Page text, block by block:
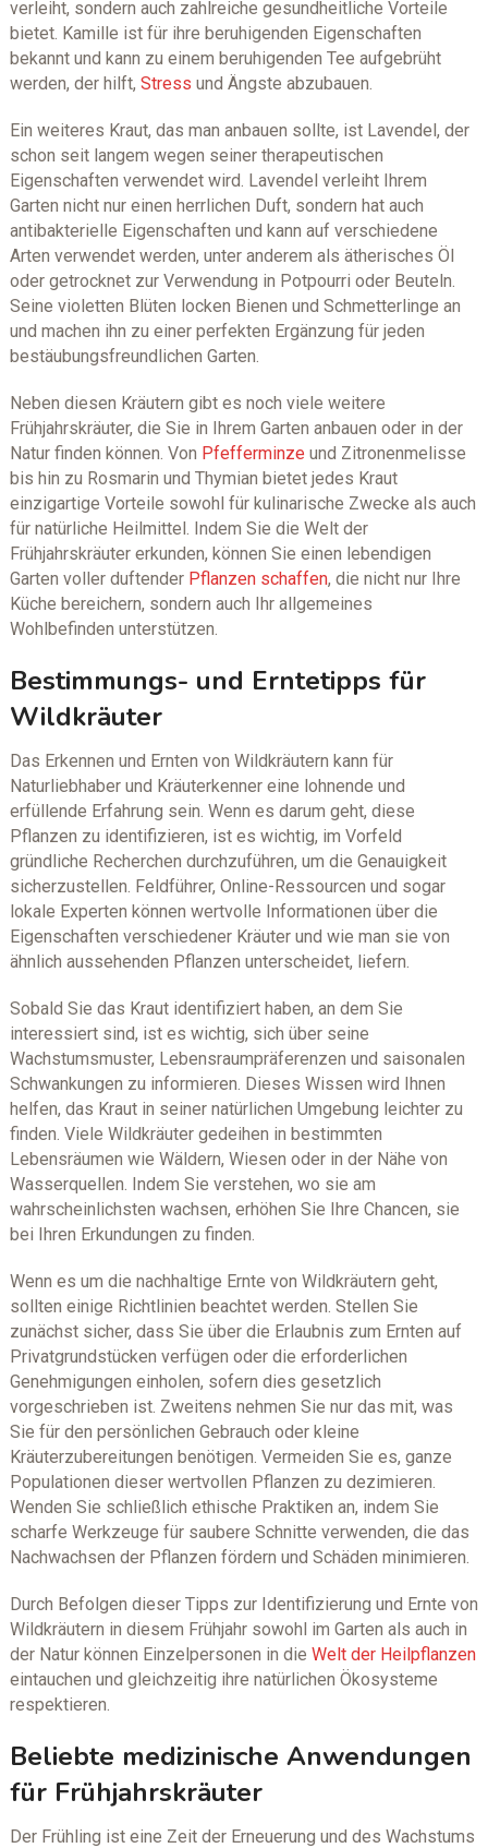
verleiht, sondern auch zahlreiche gesundheitliche Vorteile
bietet. Kamille ist für ihre beruhigenden Eigenschaften
bekannt und kann zu einem beruhigenden Tee aufgebrüht
werden, der hilft, Stress und Ängste abzubauen.
Ein weiteres Kraut, das man anbauen sollte, ist Lavendel, der
schon seit langem wegen seiner therapeutischen
Eigenschaften verwendet wird. Lavendel verleiht Ihrem
Garten nicht nur einen herrlichen Duft, sondern hat auch
antibakterielle Eigenschaften und kann auf verschiedene
Arten verwendet werden, unter anderem als ätherisches Öl
oder getrocknet zur Verwendung in Potpourri oder Beuteln.
Seine violetten Blüten locken Bienen und Schmetterlinge an
und machen ihn zu einer perfekten Ergänzung für jeden
bestäubungsfreundlichen Garten.
Neben diesen Kräutern gibt es noch viele weitere
Frühjahrskräuter, die Sie in Ihrem Garten anbauen oder in der
Natur finden können. Von Pfefferminze und Zitronenmelisse
bis hin zu Rosmarin und Thymian bietet jedes Kraut
einzigartige Vorteile sowohl für kulinarische Zwecke als auch
für natürliche Heilmittel. Indem Sie die Welt der
Frühjahrskräuter erkunden, können Sie einen lebendigen
Garten voller duftender Pflanzen schaffen, die nicht nur Ihre
Küche bereichern, sondern auch Ihr allgemeines
Wohlbefinden unterstützen.
Bestimmungs- und Erntetipps für
Wildkräuter
Das Erkennen und Ernten von Wildkräutern kann für
Naturliebhaber und Kräuterkenner eine lohnende und
erfüllende Erfahrung sein. Wenn es darum geht, diese
Pflanzen zu identifizieren, ist es wichtig, im Vorfeld
gründliche Recherchen durchzuführen, um die Genauigkeit
sicherzustellen. Feldführer, Online-Ressourcen und sogar
lokale Experten können wertvolle Informationen über die
Eigenschaften verschiedener Kräuter und wie man sie von
ähnlich aussehenden Pflanzen unterscheidet, liefern.
Sobald Sie das Kraut identifiziert haben, an dem Sie
interessiert sind, ist es wichtig, sich über seine
Wachstumsmuster, Lebensraumpräferenzen und saisonalen
Schwankungen zu informieren. Dieses Wissen wird Ihnen
helfen, das Kraut in seiner natürlichen Umgebung leichter zu
finden. Viele Wildkräuter gedeihen in bestimmten
Lebensräumen wie Wäldern, Wiesen oder in der Nähe von
Wasserquellen. Indem Sie verstehen, wo sie am
wahrscheinlichsten wachsen, erhöhen Sie Ihre Chancen, sie
bei Ihren Erkundungen zu finden.
Wenn es um die nachhaltige Ernte von Wildkräutern geht,
sollten einige Richtlinien beachtet werden. Stellen Sie
zunächst sicher, dass Sie über die Erlaubnis zum Ernten auf
Privatgrundstücken verfügen oder die erforderlichen
Genehmigungen einholen, sofern dies gesetzlich
vorgeschrieben ist. Zweitens nehmen Sie nur das mit, was
Sie für den persönlichen Gebrauch oder kleine
Kräuterzubereitungen benötigen. Vermeiden Sie es, ganze
Populationen dieser wertvollen Pflanzen zu dezimieren.
Wenden Sie schließlich ethische Praktiken an, indem Sie
scharfe Werkzeuge für saubere Schnitte verwenden, die das
Nachwachsen der Pflanzen fördern und Schäden minimieren.
Durch Befolgen dieser Tipps zur Identifizierung und Ernte von
Wildkräutern in diesem Frühjahr sowohl im Garten als auch in
der Natur können Einzelpersonen in die Welt der Heilpflanzen
eintauchen und gleichzeitig ihre natürlichen Ökosysteme
respektieren.
Beliebte medizinische Anwendungen
für Frühjahrskräuter
Der Frühling ist eine Zeit der Erneuerung und des Wachstums